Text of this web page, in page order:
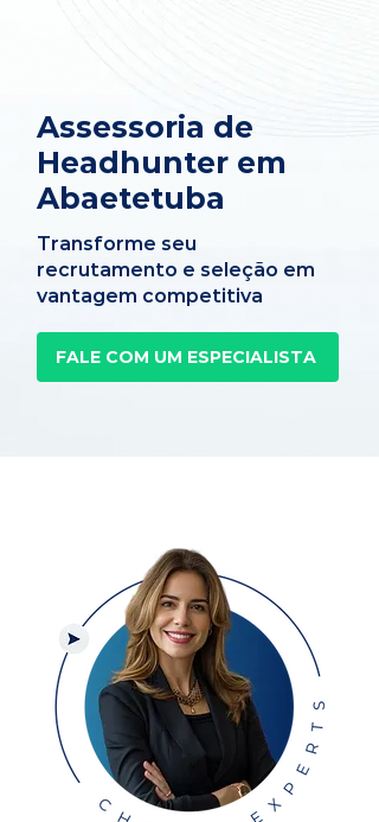
Assessoria de
Headhunter em
Abaetetuba
Transforme seu
recrutamento e seleção em
vantagem competitiva
FALE COM UM ESPECIALISTA